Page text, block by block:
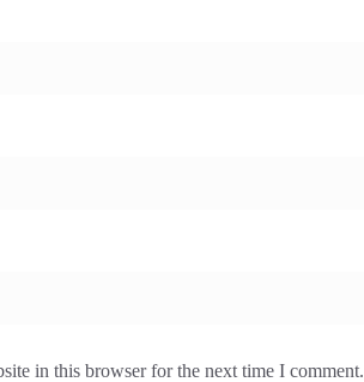
in this browser for the next time I comment.